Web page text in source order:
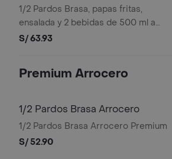
1/2 Pardos Brasa, papas fritas,
ensalada y 2 bebidas de 500 ml a
elección. Incluye salsas
S/ 63.93
Premium Arrocero
1/2 Pardos Brasa Arrocero
1/2 Pardos Brasa Arrocero Premium
S/ 52.90